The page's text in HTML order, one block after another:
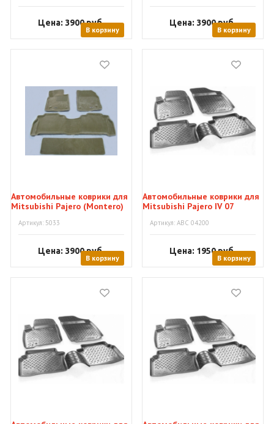
Цена: 3900руб.
В корзину
Цена: 3900руб.
В корзину
Автомобильные коврики для
Mitsubishi Pajero (Montero)
Артикул: 5033
Цена: 3900руб.
В корзину
Автомобильные коврики для
Mitsubishi Pajero IV 07
Артикул: АВС 04200
Цена: 1950руб.
В корзину